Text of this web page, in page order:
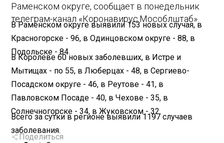
Раменском округе, сообщает в понедельник
телеграм-канал «Коронавирус.Мособлштаб».
В Раменском округе выявили 153 новых случая, в
Красногорске - 96, в Одинцовском округе - 88, в
Подольске - 84.
В Королеве 60 новых заболевших, в Истре и
Мытищах - по 55, в Люберцах - 48, в Сергиево-
Посадском округе - 46, в Реутове - 41, в
Павловском Посаде - 40, в Чехове - 35, в
Солнечногорске - 34, в Жуковском - 32.
Всего за сутки в регионе выявили 1197 случаев
заболевания.
Поделиться